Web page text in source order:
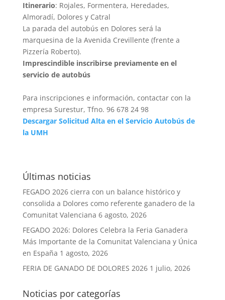
Itinerario: Rojales, Formentera, Heredades,
Almoradí, Dolores y Catral
La parada del autobús en Dolores será la
marquesina de la Avenida Crevillente (frente a
Pizzería Roberto).
Imprescindible inscribirse previamente en el
servicio de autobús
Para inscripciones e información, contactar con la
empresa Surestur, Tfno. 96 678 24 98
Descargar Solicitud Alta en el Servicio Autobús de
la UMH
Últimas noticias
FEGADO 2026 cierra con un balance histórico y
consolida a Dolores como referente ganadero de la
Comunitat Valenciana 6 agosto, 2026
FEGADO 2026: Dolores Celebra la Feria Ganadera
Más Importante de la Comunitat Valenciana y Única
en España 1 agosto, 2026
FERIA DE GANADO DE DOLORES 2026 1 julio, 2026
Noticias por categorías